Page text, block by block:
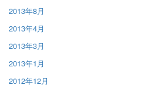
2013年8月
2013年4月
2013年3月
2013年1月
2012年12月